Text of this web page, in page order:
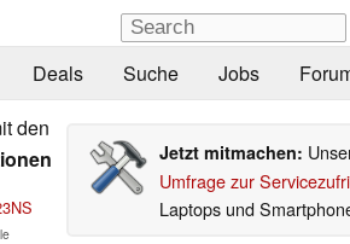
Deals Suche Jobs
den
Jetzt mitmachen:
Umfrage zur
Laptops und